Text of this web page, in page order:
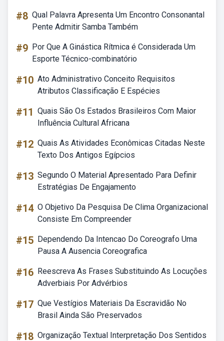
#8 Qual Palavra Apresenta Um Encontro Consonantal
Pente Admitir Samba Também
#9 Por Que A Ginástica Rítmica é Considerada Um
Esporte Técnico-combinatório
#10 Ato Administrativo Conceito Requisitos
Atributos Classificação E Espécies
#11 Quais São Os Estados Brasileiros Com Maior
Influência Cultural Africana
#12 Quais As Atividades Econômicas Citadas Neste
Texto Dos Antigos Egípcios
#13 Segundo O Material Apresentado Para Definir
Estratégias De Engajamento
#14 O Objetivo Da Pesquisa De Clima Organizacional
Consiste Em Compreender
#15 Dependendo Da Intencao Do Coreografo Uma
Pausa A Ausencia Coreografica
#16 Reescreva As Frases Substituindo As Locuções
Adverbiais Por Advérbios
#17 Que Vestígios Materiais Da Escravidão No
Brasil Ainda São Preservados
#18 Organização Textual Interpretação Dos Sentidos